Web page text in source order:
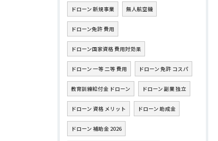
ドローン 新規事業 無人航空機
ドローン免許 費用
ドローン国家資格 費用対効果
ドローン 一等 二等 費用 ドローン 免許 コスパ
教育訓練給付金 ドローン ドローン 副業 独立
ドローン 資格 メリット ドローン 助成金
ドローン 補助金 2026